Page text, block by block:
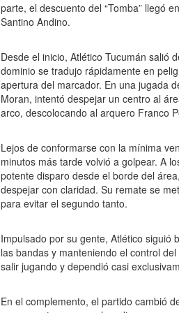
parte, el descuento del “Tomba” llegó
Santino Andino.
Desde el inicio, Atlético Tucumán salió
dominio se tradujo rápidamente en
apertura del marcador. En una jugada
Moran, intentó despejar un centro al
arco, descolocando al arquero Franco
Lejos de conformarse con la mínima
minutos más tarde volvió a golpear. A
potente disparo desde el borde del
despejar con claridad. Su remate se
para evitar el segundo tanto.
Impulsado por su gente, Atlético siguió
las bandas y manteniendo el control
salir jugando y dependió casi
En el complemento, el partido cambió